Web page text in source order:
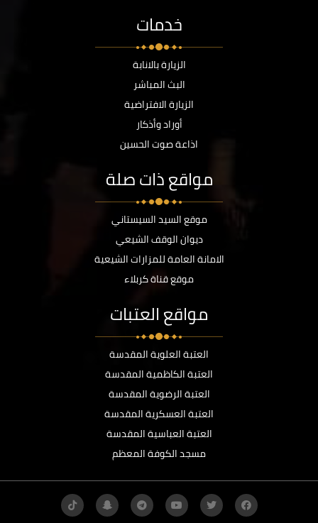
خدمات
الزيارة بالانابة
البث المباشر
الزيارة الافتراضية
أوراد وأذكار
اذاعة صوت الحسين
مواقع ذات صلة
موقع السيد السيستاني
ديوان الوقف الشيعي
الامانة العامة للمزارات الشيعية
موقع قناة كربلاء
مواقع العتبات
العتبة العلوية المقدسة
العتبة الكاظمية المقدسة
العتبة الرضوية المقدسة
العتبة العسكرية المقدسة
العتبة العباسية المقدسة
مسجد الكوفة المعظم